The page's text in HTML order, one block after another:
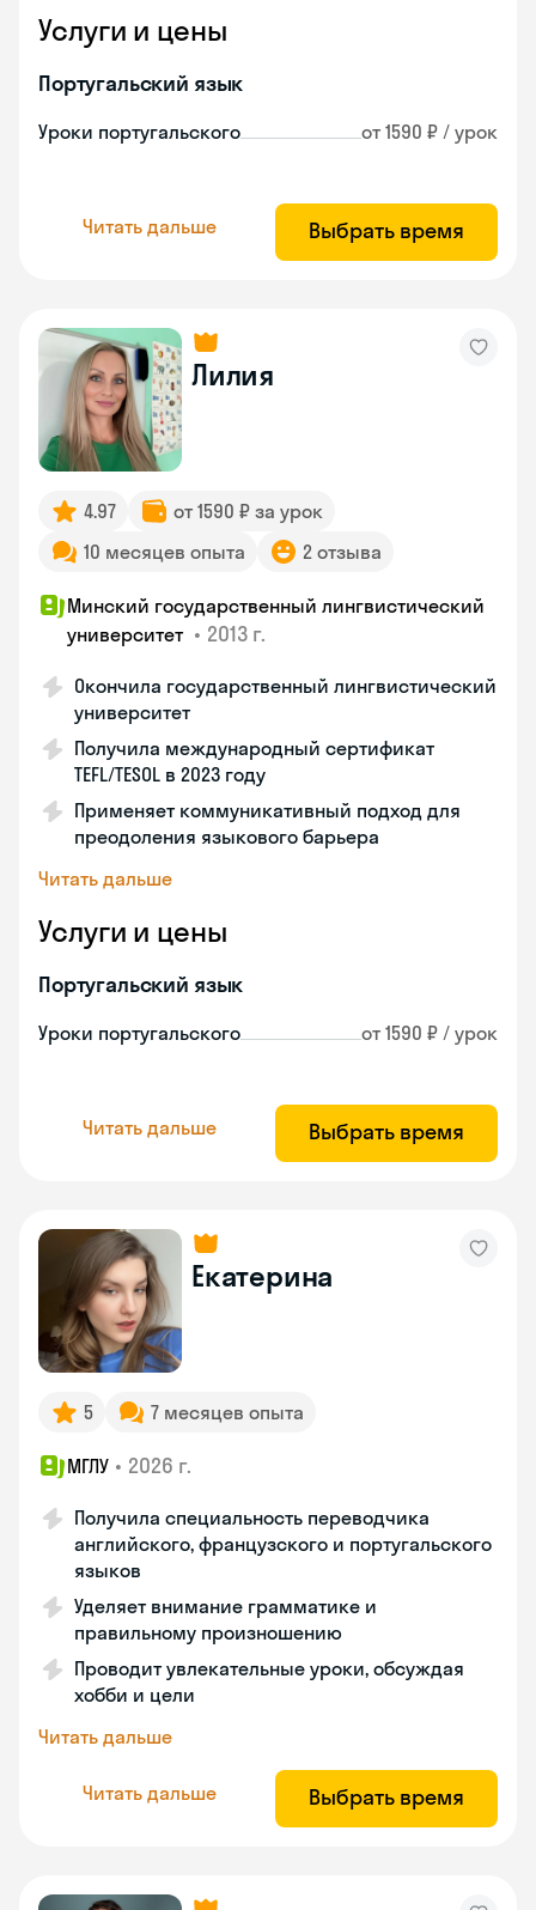
Услуги и цены
Португальский язык
Уроки португальского от 1590 ₽ / урок
Читать дальше Выбрать время
Лилия
4.97
от 1590 ₽ за урок
10 месяцев опыта
2 отзыва
Минский государственный лингвистический
университет • 2013 г.
Окончила государственный лингвистический
университет
Получила международный сертификат
TEFL/TESOL в 2023 году
Применяет коммуникативный подход для
преодоления языкового барьера
Читать дальше
Услуги и цены
Португальский язык
Уроки португальского от 1590 ₽ / урок
Читать дальше Выбрать время
Екатерина
5 7 месяцев опыта
МГЛУ • 2026 г.
Получила специальность переводчика
английского, французского и португальского
языков
Уделяет внимание грамматике и
правильному произношению
Проводит увлекательные уроки, обсуждая
хобби и цели
Читать дальше
Читать дальше Выбрать время